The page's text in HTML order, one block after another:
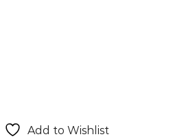
Add to Wishlist